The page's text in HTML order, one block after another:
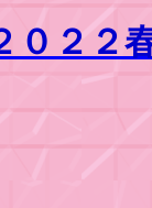
０２